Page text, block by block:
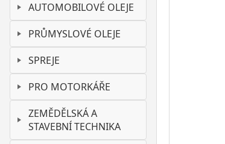
AUTOMOBILOVÉ OLEJE
PRŮMYSLOVÉ OLEJE
SPREJE
PRO MOTORKÁŘE
ZEMĚDĚLSKÁ A
STAVEBNÍ TECHNIKA